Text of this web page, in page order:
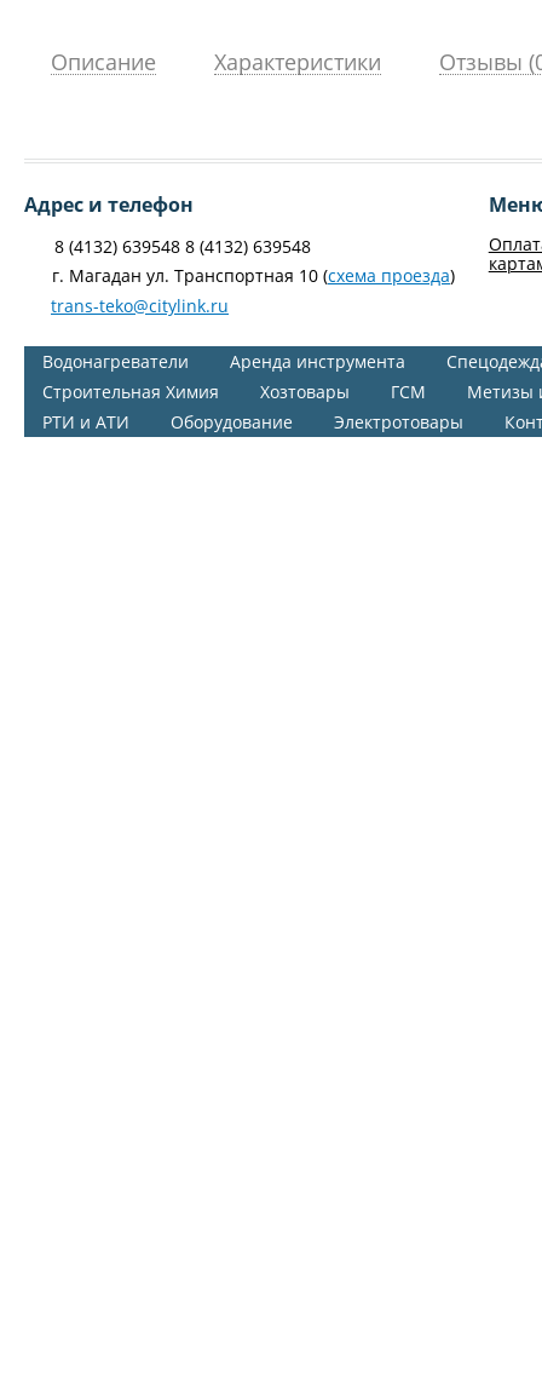
Описание Характеристики Отзывы
Адрес и телефон
8 (4132) 639548 8 (4132) 639548
г. Магадан ул. Транспортная 10 (схема проезда)
trans-teko@citylink.ru
Водонагреватели Аренда инструмента
Строительная Химия
Хозтовары ГСМ
Метизы
РТИ и АТИ
Оборудование Электротовары